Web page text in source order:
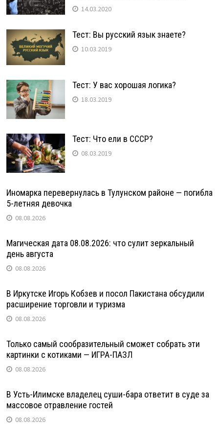
14.03.2020
Тест: Вы русский язык знаете?
10.03.2019
Тест: У вас хорошая логика?
18.03.2019
Тест: Что ели в СССР?
08.03.2019
Иномарка перевернулась в Тулунском районе — погибла
5-летняя девочка
08.08.2026
Магическая дата 08.08.2026: что сулит зеркальный
день августа
08.08.2026
В Иркутске Игорь Кобзев и посол Пакистана обсудили
расширение торговли и туризма
08.08.2026
Только самый сообразительный сможет собрать эти
картинки с котиками — ИГРА-ПАЗЛ
08.08.2026
В Усть-Илимске владелец суши-бара ответит в суде за
массовое отравление гостей
08.08.2026